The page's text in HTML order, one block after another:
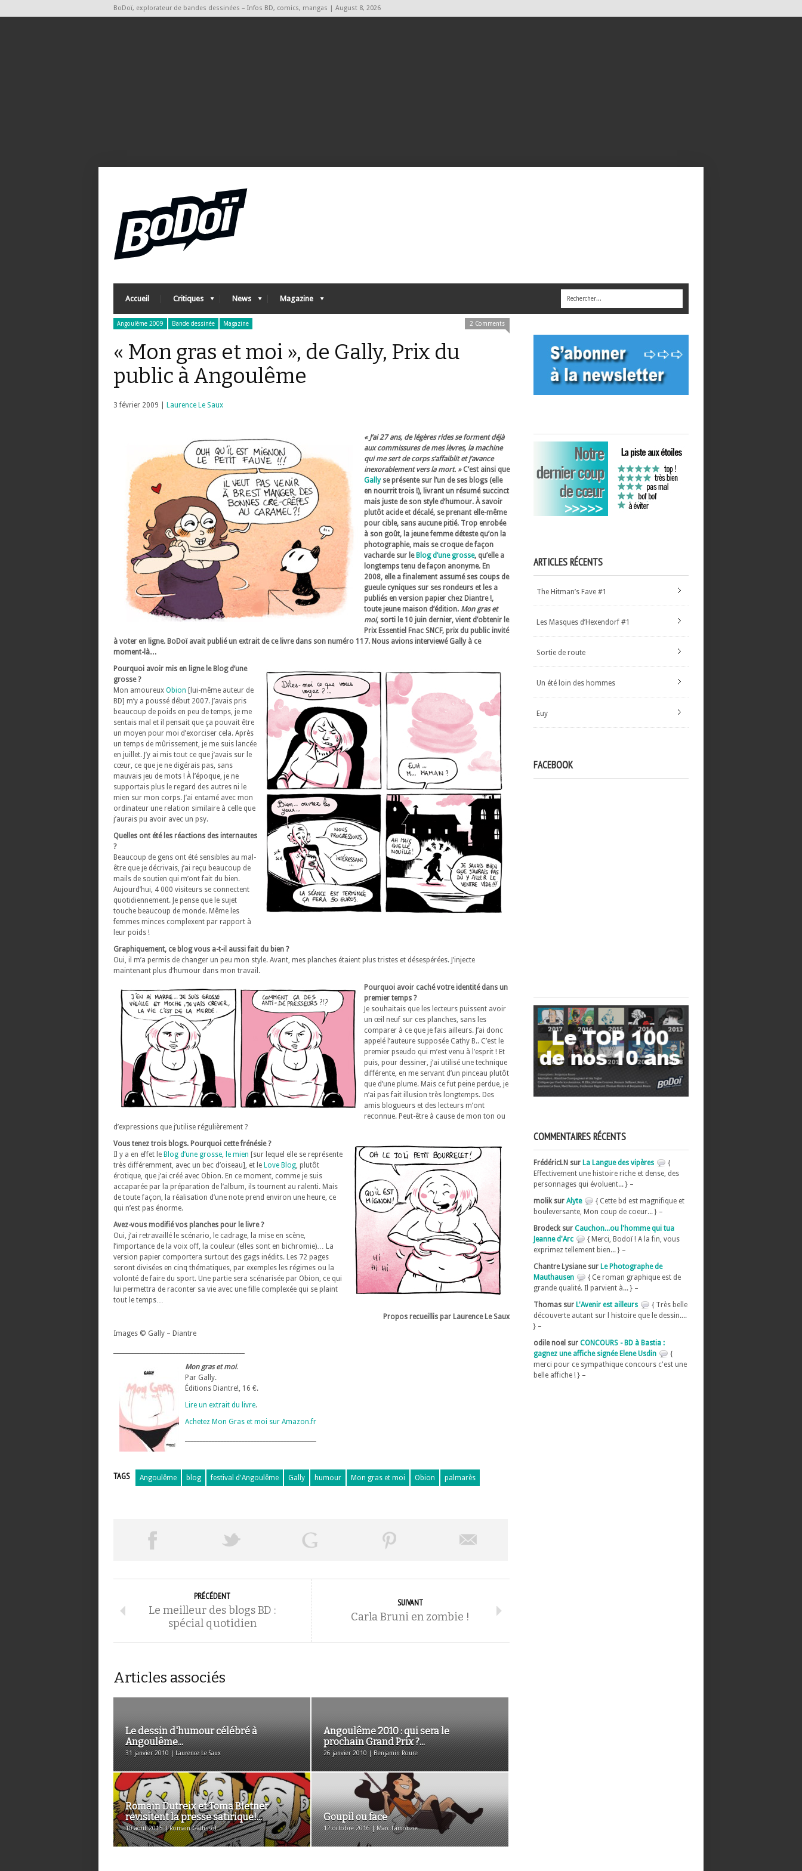
BoDoï, explorateur de bandes dessinées – Infos BD, comics, mangas | August 8, 2026
Accueil Critiques News Magazine
Angoulême 2009 Bande dessinée Magazine 2 Comments
« Mon gras et moi », de Gally, Prix du
public à Angoulême
3 février 2009 | Laurence Le Saux
« J’ai 27 ans, de légères rides se forment déjà
aux commissures de mes lèvres, la machine
qui me sert de corps s’affaiblit et j’avance
inexorablement vers la mort. »C’est ainsi que
Gallyse présente sur l’un de ses blogs (elle
en nourrit trois !), livrant un résumé succinct
mais juste de son style d’humour. À savoir
plutôt acide et décalé, se prenant elle-même
pour cible, sans aucune pitié. Trop enrobée
à son goût, la jeune femme déteste qu’on la
photographie, mais se croque de façon
vacharde sur le Blog d’une grosse, qu’elle a
longtemps tenu de façon anonyme. En
2008, elle a finalement assumé ses coups de
gueule cyniques sur ses rondeurs et les a
publiés en version papier chez Diantre !,
toute jeune maison d’édition. Mon gras et
moi, sorti le 10 juin dernier, vient d’obtenir le
Prix Essentiel Fnac SNCF, prix du public invité
à voter en ligne. BoDoï avait publié un extrait de ce livre dans son numéro 117. Nous avions interviewé Gally à ce
moment-là…
Pourquoi avoir mis en ligne le Blog d’une
grosse ?
Mon amoureux Obion [lui-même auteur de
BD] m’y a poussé début 2007. J’avais pris
beaucoup de poids en peu de temps, je me
sentais mal et il pensait que ça pouvait être
un moyen pour moi d’exorciser cela. Après
un temps de mûrissement, je me suis lancée
en juillet. J’y ai mis tout ce que j’avais sur le
cœur, ce que je ne digérais pas, sans
mauvais jeu de mots ! À l’époque, je ne
supportais plus le regard des autres ni le
mien sur mon corps. J’ai entamé avec mon
ordinateur une relation similaire à celle que
j’aurais pu avoir avec un psy.
Quelles ont été les réactions des internautes
?
Beaucoup de gens ont été sensibles au mal-
être que je décrivais, j’ai reçu beaucoup de
mails de soutien qui m’ont fait du bien.
Aujourd’hui, 4 000 visiteurs se connectent
quotidiennement. Je pense que le sujet
touche beaucoup de monde. Même les
femmes minces complexent par rapport à
leur poids !
Graphiquement, ce blog vous a-t-il aussi fait du bien ?
Oui, il m’a permis de changer un peu mon style. Avant, mes planches étaient plus tristes et désespérées. J’injecte
maintenant plus d’humour dans mon travail.
Pourquoi avoir caché votre identité dans un
premier temps ?
Je souhaitais que les lecteurs puissent avoir
un œil neuf sur ces planches, sans les
comparer à ce que je fais ailleurs. J’ai donc
appelé l’auteure supposée Cathy B.. C’est le
premier pseudo qui m’est venu à l’esprit ! Et
puis, pour dessiner, j’ai utilisé une technique
différente, en me servant d’un pinceau plutôt
que d’une plume. Mais ce fut peine perdue, je
n’ai pas fait illusion très longtemps. Des
amis blogueurs et des lecteurs m’ont
reconnue. Peut-être à cause de mon ton ou
d’expressions que j’utilise régulièrement ?
Vous tenez trois blogs. Pourquoi cette frénésie ?
Il y a en effet le Blog d’une grosse, le mien [sur lequel elle se représente
très différemment, avec un bec d’oiseau], et le Love Blog, plutôt
érotique, que j’ai créé avec Obion. En ce moment, comme je suis
accaparée par la préparation de l’album, ils tournent au ralenti. Mais
de toute façon, la réalisation d’une note prend environ une heure, ce
qui n’est pas énorme.
Avez-vous modifié vos planches pour le livre ?
Oui, j’ai retravaillé le scénario, le cadrage, la mise en scène,
l’importance de la voix off, la couleur (elles sont en bichromie)… La
version papier comportera surtout des gags inédits. Les 72 pages
seront divisées en cinq thématiques, par exemples les régimes ou la
volonté de faire du sport. Une partie sera scénarisée par Obion, ce qui
lui permettra de raconter sa vie avec une fille complexée qui se plaint
tout le temps…
Propos recueillis par Laurence Le Saux
Images © Gally – Diantre
Mon gras et moi.
Par Gally.
Éditions Diantre!, 16 €.
Lire un extrait du livre.
Achetez Mon Gras et moi sur Amazon.fr
TAGS Angoulême blog festival d'Angoulême Gally humour Mon gras et moi Obion palmarès
PRÉCÉDENT
Le meilleur des blogs BD :
spécial quotidien
SUIVANT
Carla Bruni en zombie !
Articles associés
Le dessin d'humour célébré à
Angoulême...
31 janvier 2010 | Laurence Le Saux
Angoulême 2010 : qui sera le
prochain Grand Prix ?...
26 janvier 2010 | Benjamin Roure
Romain Dutreix et Toma Bletner
revisitent la presse satirique!...
10 août 2015 | Romain Gallissot
Goupil ou face
12 octobre 2016 | Marc Lamonzie
ARTICLES RÉCENTS
The Hitman’s Fave #1
Les Masques d’Hexendorf #1
Sortie de route
Un été loin des hommes
Euy
FACEBOOK
COMMENTAIRES RÉCENTS
FrédéricLN sur La Langue des vipères
{
Effectivement une histoire riche et dense, des
personnages qui évoluent... } –
molik sur Alyte
{ Cette bd est magnifique et
bouleversante, Mon coup de coeur... } –
Brodeck sur Cauchon...ou l'homme qui tua
Jeanne d'Arc
{ Merci, Bodoï ! A la fin, vous
exprimez tellement bien... } –
Chantre Lysiane sur Le Photographe de
Mauthausen
{ Ce roman graphique est de
grande qualité. Il parvient à... } –
Thomas sur L'Avenir est ailleurs
{ Très belle
découverte autant sur l histoire que le dessin....
} –
odile noel sur CONCOURS - BD à Bastia :
gagnez une affiche signée Elene Usdin
{
merci pour ce sympathique concours c'est une
belle affiche ! } –